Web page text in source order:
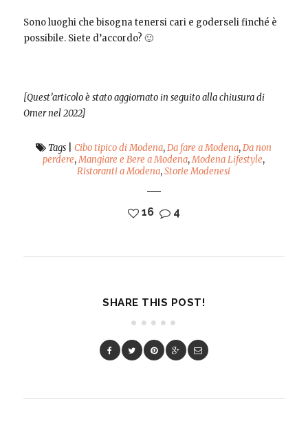
Sono luoghi che bisogna tenersi cari e goderseli finché è
possibile. Siete d’accordo? 🙂
[Quest’articolo è stato aggiornato in seguito alla chiusura di
Omer nel 2022]
Tags |Cibo tipico di Modena,Da fare a Modena,Da non
perdere,Mangiare e Bere a Modena,Modena Lifestyle,
Ristoranti a Modena,Storie Modenesi
16 4
SHARE THIS POST!